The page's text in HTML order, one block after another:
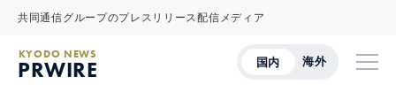
共同通信グループのプレスリリース配信メディア
国内 海外
KYODO NEWS
PRWIRE